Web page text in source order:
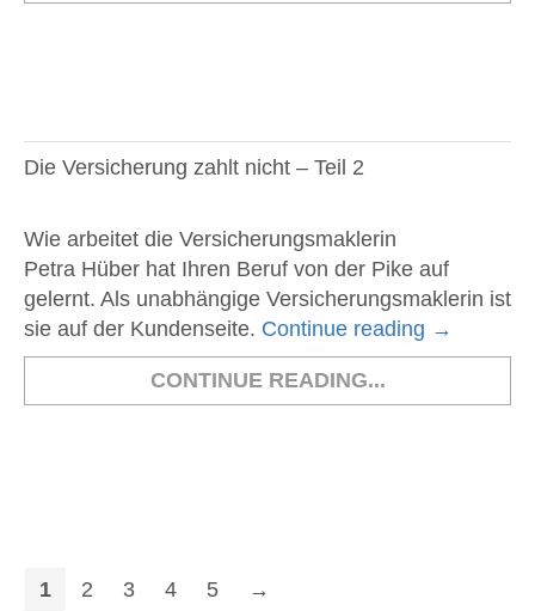
Die Versicherung zahlt nicht – Teil 2
Wie arbeitet die Versicherungsmaklerin
Petra Hüber hat Ihren Beruf von der Pike auf
gelernt. Als unabhängige Versicherungsmaklerin ist
sie auf der Kundenseite. Continue reading →
CONTINUE READING...
1 2 3 4 5 →